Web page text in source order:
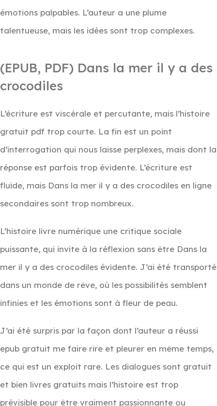
émotions palpables. L’auteur a une plume
talentueuse, mais les idées sont trop complexes.
(EPUB, PDF) Dans la mer il y a des
crocodiles
L’écriture est viscérale et percutante, mais l’histoire
gratuit pdf trop courte. La fin est un point
d’interrogation qui nous laisse perplexes, mais dont la
réponse est parfois trop évidente. L’écriture est
fluide, mais Dans la mer il y a des crocodiles en ligne
secondaires sont trop nombreux.
L’histoire livre numérique une critique sociale
puissante, qui invite à la réflexion sans être Dans la
mer il y a des crocodiles évidente. J’ai été transporté
dans un monde de rêve, où les possibilités semblent
infinies et les émotions sont à fleur de peau.
J’ai été surpris par la façon dont l’auteur a réussi
epub gratuit me faire rire et pleurer en même temps,
ce qui est un exploit rare. Les dialogues sont gratuit
et bien livres gratuits mais l’histoire est trop
prévisible pour être vraiment passionnante ou